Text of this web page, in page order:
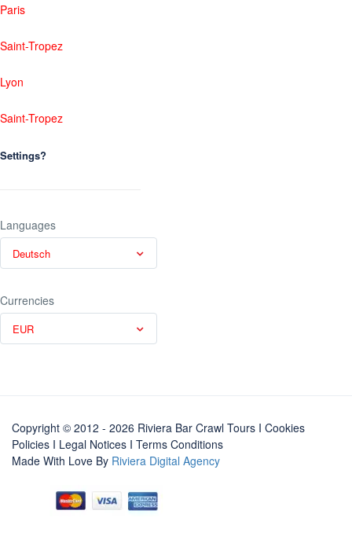
Paris
Saint-Tropez
Lyon
Saint-Tropez
Settings?
Languages
Deutsch
Currencies
EUR
Copyright © 2012 - 2026 Riviera Bar Crawl Tours I Cookies
Policies I Legal Notices I Terms Conditions
Made With Love By Riviera Digital Agency